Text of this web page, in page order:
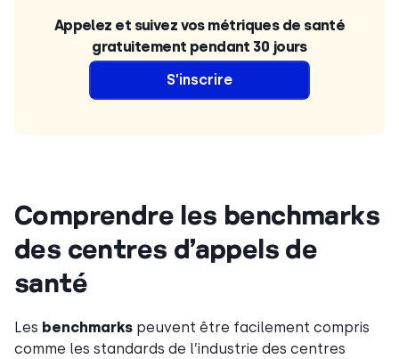
Appelez et suivez vos métriques de santé
gratuitement pendant 30 jours
S’inscrire
Comprendre les benchmarks
des centres d’appels de
santé
Les benchmarks peuvent être facilement compris
comme les standards de l’industrie des centres